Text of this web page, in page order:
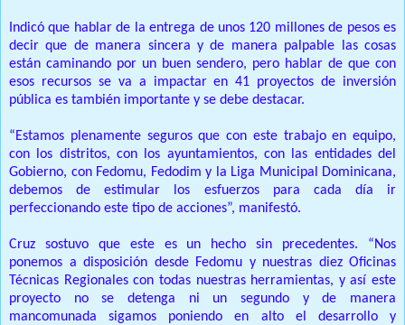
Indicó que hablar de la entrega de unos 120 millones de pesos es
decir que de manera sincera y de manera palpable las cosas
están caminando por un buen sendero, pero hablar de que con
esos recursos se va a impactar en 41 proyectos de inversión
pública es también importante y se debe destacar.
“Estamos plenamente seguros que con este trabajo en equipo,
con los distritos, con los ayuntamientos, con las entidades del
Gobierno, con Fedomu, Fedodim y la Liga Municipal Dominicana,
debemos de estimular los esfuerzos para cada día ir
perfeccionando este tipo de acciones”, manifestó.
Cruz sostuvo que este es un hecho sin precedentes. “Nos
ponemos a disposición desde Fedomu y nuestras diez Oficinas
Técnicas Regionales con todas nuestras herramientas, y así este
proyecto no se detenga ni un segundo y de manera
mancomunada sigamos poniendo en alto el desarrollo y